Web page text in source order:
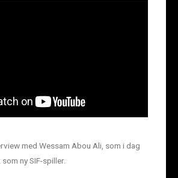
med Wessam Abou Ali, som i dag
ny SIF-spiller.